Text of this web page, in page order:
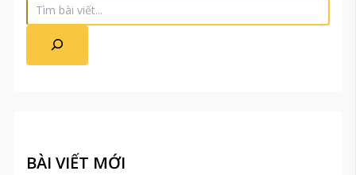
BÀI VIẾT MỚI